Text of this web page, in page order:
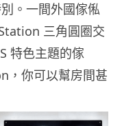
。一間外國傢俬
三角圓圈交
特色主題的傢
，你可以幫房間甚